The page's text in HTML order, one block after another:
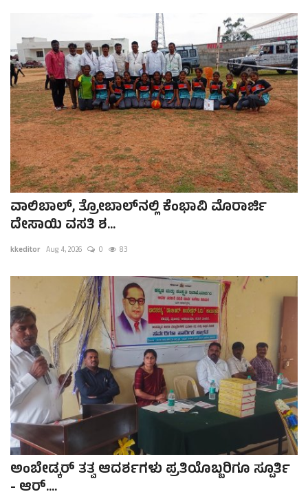
ವಾಲಿಬಾಲ್, ತ್ರೋಬಾಲ್‌ನಲ್ಲಿ ಕೆಂಭಾವಿ ಮೊರಾರ್ಜಿ
ದೇಸಾಯಿ ವಸತಿ ಶ...
kkeditor Aug 4, 2026 0 83
ಅಂಬೇಡ್ಕರ್ ತತ್ವ ಆದರ್ಶಗಳು ಪ್ರತಿಯೊಬ್ಬರಿಗೂ ಸ್ಪೂರ್ತಿ
- ಆರ್....